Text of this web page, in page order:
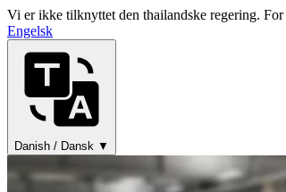
Vi er ikke tilknyttet den thailandske regering.
Engelsk
Danish / Dansk ▼